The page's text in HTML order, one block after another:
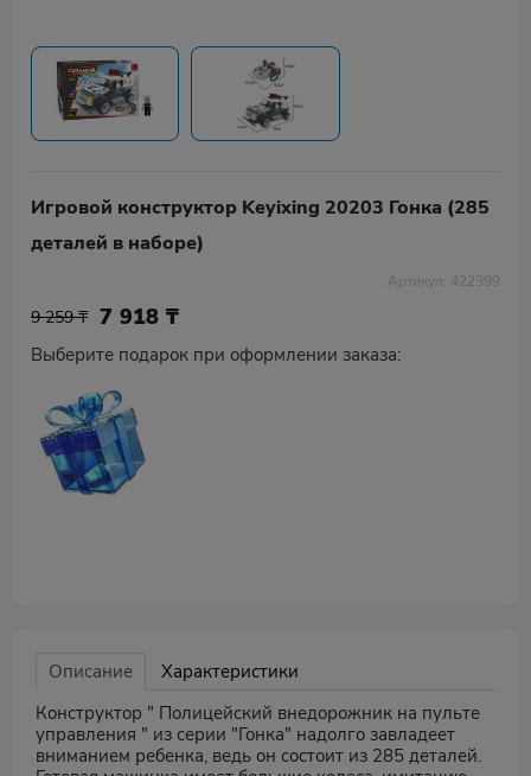
Игровой конструктор Keyixing 20203 Гонка (285
деталей в наборе)
Артикул: 422399
9 259 ₸ 7 918₸
Выберите подарок при оформлении заказа:
Описание
Характеристики
Конструктор " Полицейский внедорожник на пульте
управления " из серии "Гонка" надолго завладеет
вниманием ребенка, ведь он состоит из 285 деталей.